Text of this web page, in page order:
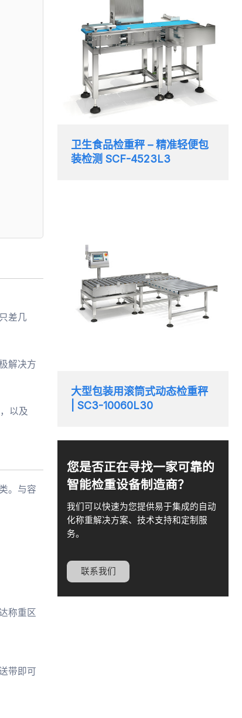
差几
解决方
以及
。与容
称重区
带即可
卫生食品检重秤 – 精准轻便包
装检测 SCF-4523L3
大型包装用滚筒式动态检重秤
| SC3-10060L30
您是否正在寻找一家可靠的
智能检重设备制造商？
我们可以快速为您提供易于集成的自动
化称重解决方案、技术支持和定制服
务。
联系我们